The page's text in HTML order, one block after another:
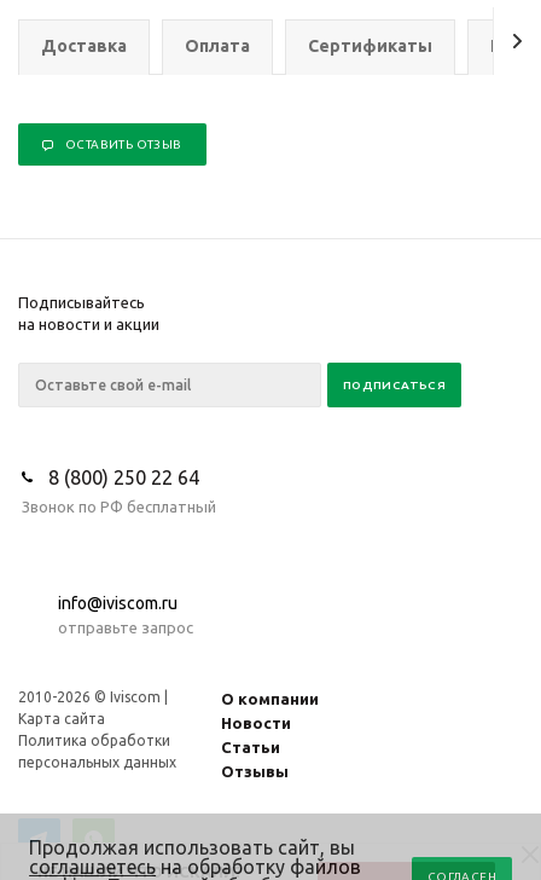
Доставка Оплата Сертификаты
ОСТАВИТЬ ОТЗЫВ
НЕ НАШЛИ ЧТО ИСКАЛИ?
Подписывайтесь
на новости и акции
8 (800) 250 22 64
Звонок по РФ бесплатный
info@iviscom.ru
отправьте запрос
2010-2026 © Iviscom |
Карта сайта
Политика обработки
персональных данных
О компании
Новости
Статьи
Отзывы
Продолжая использовать сайт, вы
соглашаетесь на обработку файлов
СОГЛАСЕН